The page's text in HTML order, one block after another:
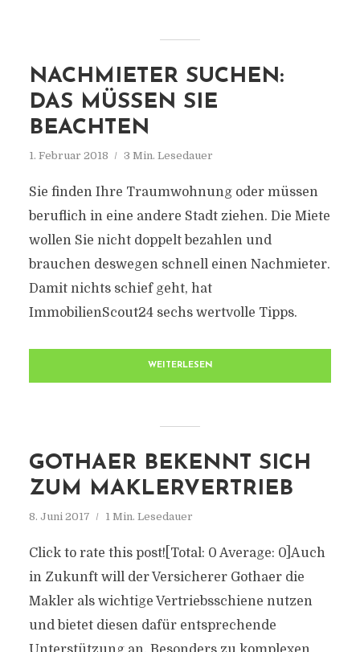
NACHMIETER SUCHEN:
DAS MÜSSEN SIE
BEACHTEN
1. Februar 2018 3 Min. Lesedauer
Sie finden Ihre Traumwohnung oder müssen
beruflich in eine andere Stadt ziehen. Die Miete
wollen Sie nicht doppelt bezahlen und
brauchen deswegen schnell einen Nachmieter.
Damit nichts schief geht, hat
ImmobilienScout24 sechs wertvolle Tipps.
WEITERLESEN
GOTHAER BEKENNT SICH
ZUM MAKLERVERTRIEB
8. Juni 2017 1 Min. Lesedauer
Click to rate this post![Total: 0 Average: 0]Auch
in Zukunft will der Versicherer Gothaer die
Makler als wichtige Vertriebsschiene nutzen
und bietet diesen dafür entsprechende